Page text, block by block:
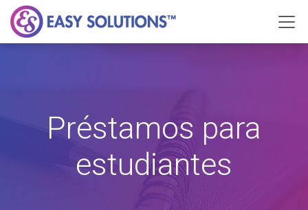
Préstamos para
estudiantes